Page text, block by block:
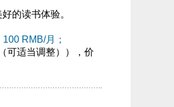
的读书体验。
RMB/月；
可适当调整）），价